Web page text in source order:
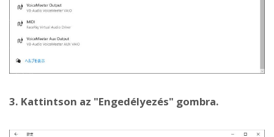
3. Kattintson az "Engedélyezés" gombra.